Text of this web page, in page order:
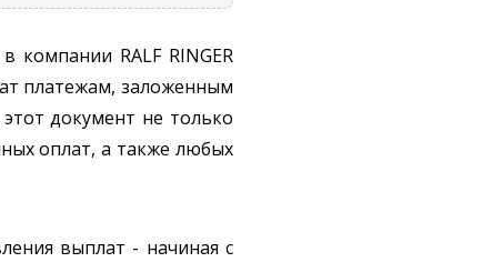
компании RALF RINGER
платежам, заложенным
документ не только
оплат, а также любых
выплат - начиная с